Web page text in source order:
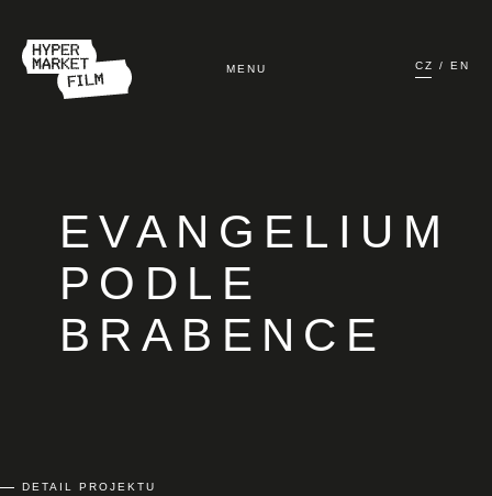
MENU CZ EN
TV A ONLINE
PŘIPRAVUJEME
EVANGELIUM
PODLE
BRABENCE
DETAIL PROJEKTU